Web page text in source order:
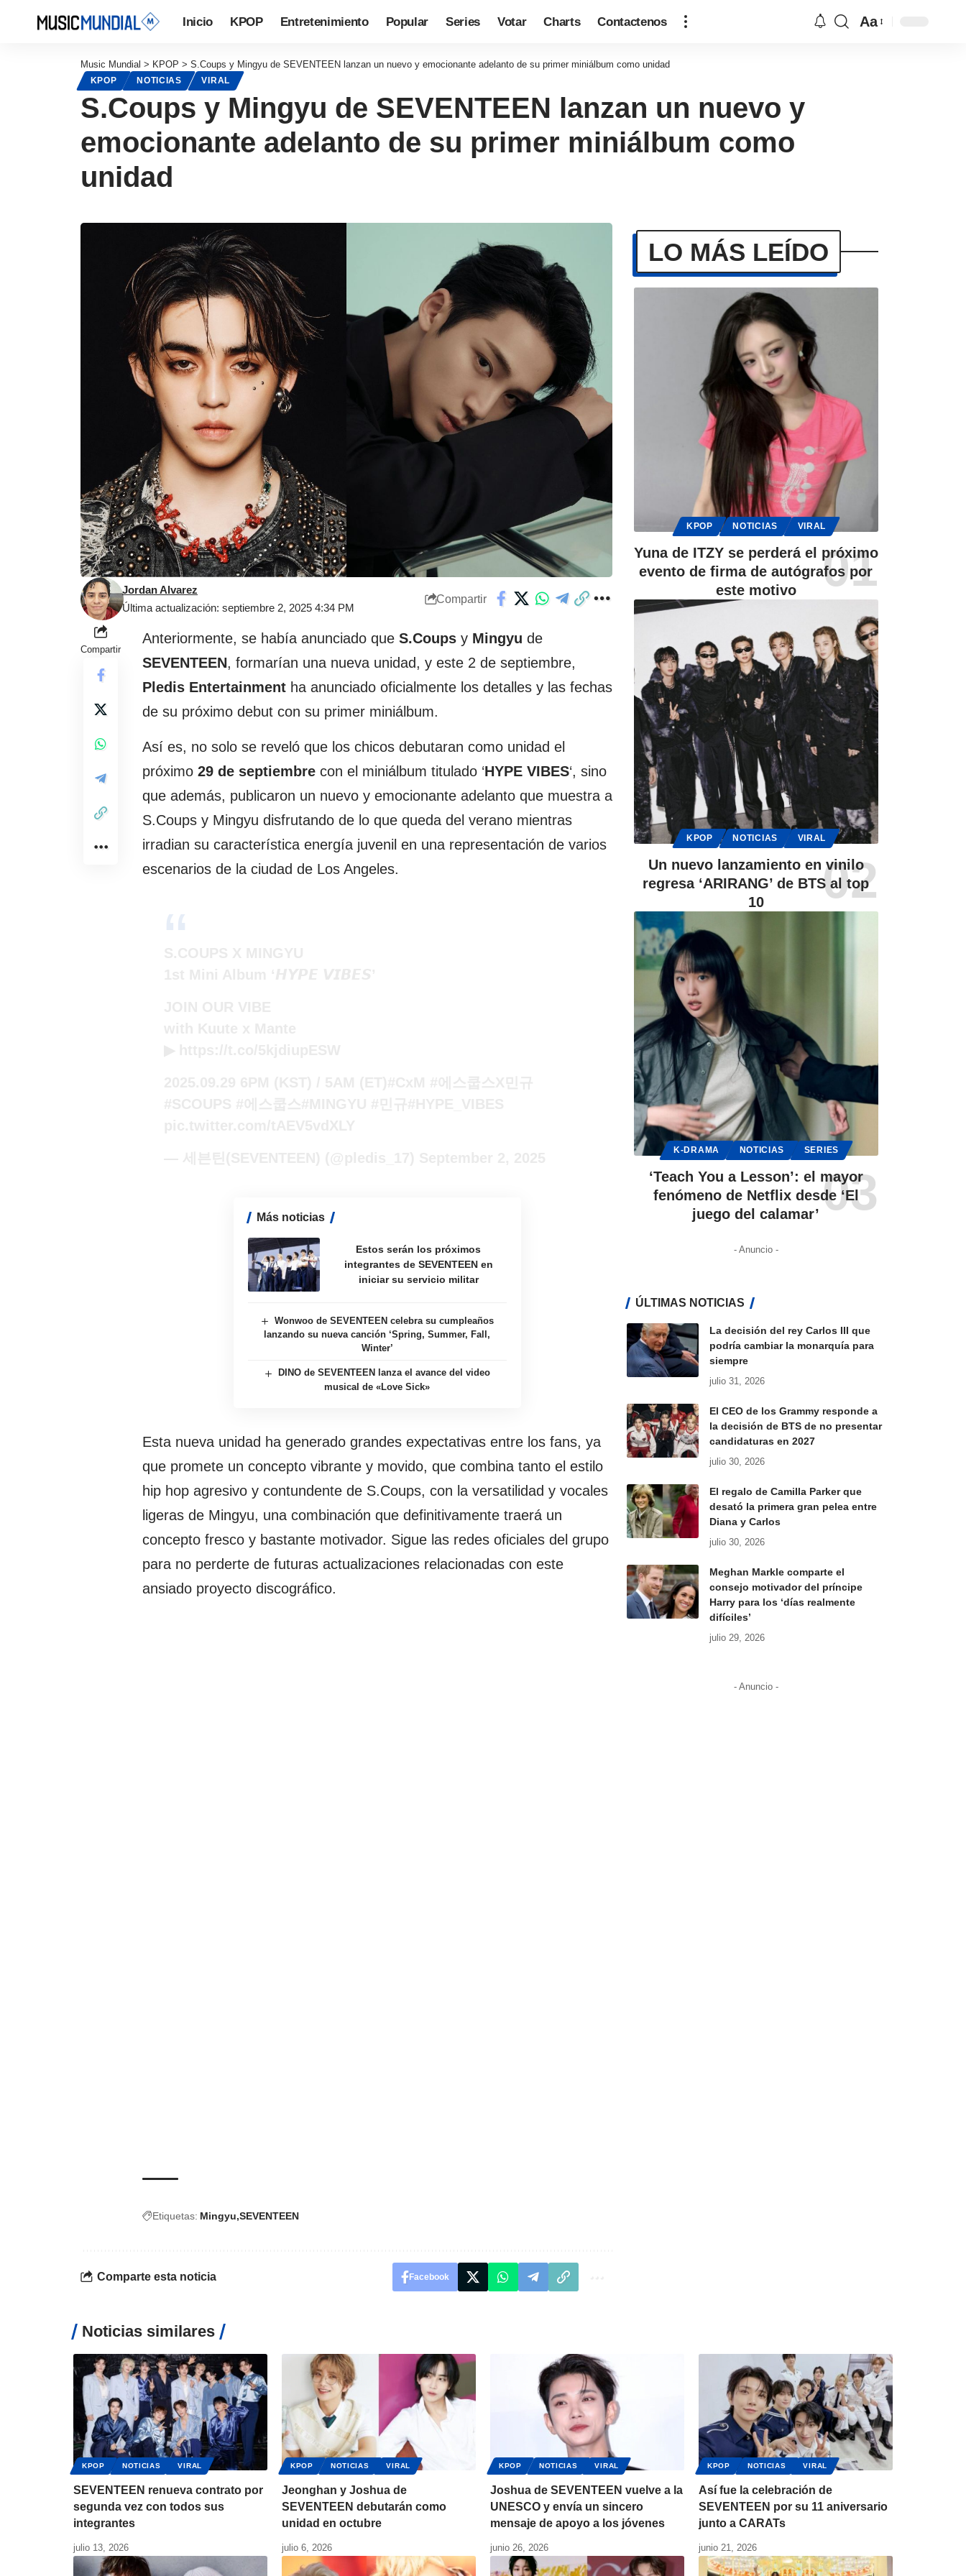
Inicio KPOP Entretenimiento Popular Series Votar Charts Contactenos Aa
Music Mundial > KPOP > S.Coups y Mingyu de SEVENTEEN lanzan un nuevo y emocionante adelanto de su primer miniálbum como unidad
KPOP NOTICIAS VIRAL
S.Coups y Mingyu de SEVENTEEN lanzan un nuevo y
emocionante adelanto de su primer miniálbum como
unidad
Última actualización: septiembre 2, 2025 4:34 PM
Jordan Alvarez
Compartir
Compartir
Anteriormente, se había anunciado que S.Coups y Mingyu de
SEVENTEEN, formarían una nueva unidad, y este 2 de septiembre,
Pledis Entertainment ha anunciado oficialmente los detalles y las fechas
de su próximo debut con su primer miniálbum.
Así es, no solo se reveló que los chicos debutaran como unidad el
próximo 29 de septiembre con el miniálbum titulado ‘HYPE VIBES‘, sino
que además, publicaron un nuevo y emocionante adelanto que muestra a
S.Coups y Mingyu disfrutando de lo que queda del verano mientras
irradian su característica energía juvenil en una representación de varios
escenarios de la ciudad de Los Angeles.
Más noticias
Estos serán los próximos
integrantes de SEVENTEEN en
iniciar su servicio militar
Wonwoo de SEVENTEEN celebra su cumpleaños
lanzando su nueva canción ‘Spring, Summer, Fall,
Winter’
DINO de SEVENTEEN lanza el avance del video
musical de «Love Sick»
Esta nueva unidad ha generado grandes expectativas entre los fans, ya
que promete un concepto vibrante y movido, que combina tanto el estilo
hip hop agresivo y contundente de S.Coups, con la versatilidad y vocales
ligeras de Mingyu, una combinación que definitivamente traerá un
concepto fresco y bastante motivador. Sigue las redes oficiales del grupo
para no perderte de futuras actualizaciones relacionadas con este
ansiado proyecto discográfico.
Etiquetas: Mingyu SEVENTEEN
Comparte esta noticia Facebook
LO MÁS LEÍDO
KPOP NOTICIAS VIRAL
Yuna de ITZY se perderá el próximo
evento de firma de autógrafos por
este motivo
KPOP NOTICIAS VIRAL
Un nuevo lanzamiento en vinilo
regresa ‘ARIRANG’ de BTS al top
10
K-DRAMA NOTICIAS SERIES
‘Teach You a Lesson’: el mayor
fenómeno de Netflix desde ‘El
juego del calamar’
- Anuncio -
ÚLTIMAS NOTICIAS
La decisión del rey Carlos III que
podría cambiar la monarquía para
siempre
julio 31, 2026
El CEO de los Grammy responde a
la decisión de BTS de no presentar
candidaturas en 2027
julio 30, 2026
El regalo de Camilla Parker que
desató la primera gran pelea entre
Diana y Carlos
julio 30, 2026
Meghan Markle comparte el
consejo motivador del príncipe
Harry para los ‘días realmente
difíciles’
julio 29, 2026
- Anuncio -
Noticias similares
KPOP NOTICIAS VIRAL
SEVENTEEN renueva contrato por
segunda vez con todos sus
integrantes
julio 13, 2026
KPOP NOTICIAS VIRAL
Jeonghan y Joshua de
SEVENTEEN debutarán como
unidad en octubre
julio 6, 2026
KPOP NOTICIAS VIRAL
Joshua de SEVENTEEN vuelve a la
UNESCO y envía un sincero
mensaje de apoyo a los jóvenes
junio 26, 2026
KPOP NOTICIAS VIRAL
Así fue la celebración de
SEVENTEEN por su 11 aniversario
junto a CARATs
junio 21, 2026